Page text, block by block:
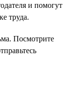
и помогут
труда.
Посмотрите